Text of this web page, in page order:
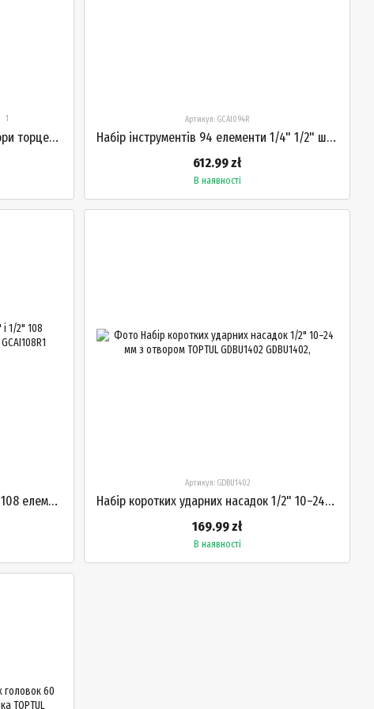
1
Набір змішаних інструментів набори торцевих ключів 1/4" 3/8" 1/2" 216 елементів TOPTUL GCAI216R
Артикул: GCAI094R
Набір інструментів 94 елементи 1/4" 1/2" шестигранні головки TOPTUL GCAI094R
612.99 zł
В наявності
Набір торцевих ключів 1/4" і 1/2" 108 елементів 12-гранні головки TOPTUL GCAI108R1
Артикул: GDBU1402
Набір коротких ударних насадок 1/2" 10–24 мм з отвором TOPTUL GDBU1402
169.99 zł
В наявності